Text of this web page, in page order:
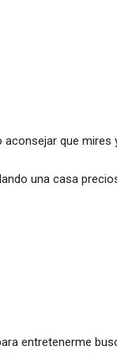
que
una casa
entretenerme